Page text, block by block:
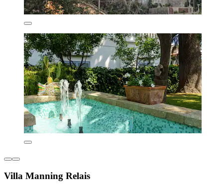
Villa Manning Relais